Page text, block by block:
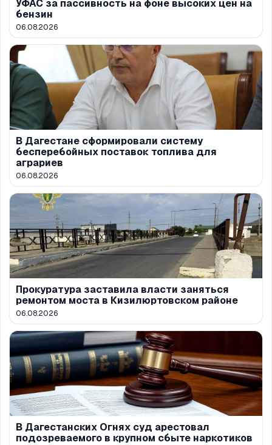
УФАС за пассивность на фоне высоких цен на
бензин
06.08.2026
В Дагестане сформировали систему
бесперебойных поставок топлива для
аграриев
06.08.2026
Прокуратура заставила власти заняться
ремонтом моста в Кизилюртовском районе
06.08.2026
В Дагестанских Огнях суд арестовал
подозреваемого в крупном сбыте наркотиков